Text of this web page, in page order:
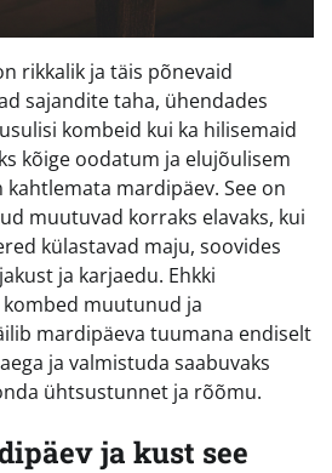
rikkalik ja täis põnevaid
sajandite taha, ühendades
kombeid kui ka hilisemaid
kõige oodatum ja elujõulisem
mardipäev. See on
muutuvad korraks elavaks, kui
külastavad maju, soovides
ja karjaedu. Ehkki
muutunud ja
mardipäeva tuumana endiselt
ja valmistuda saabuvaks
ühtsustunnet ja rõõmu.
ja kust see